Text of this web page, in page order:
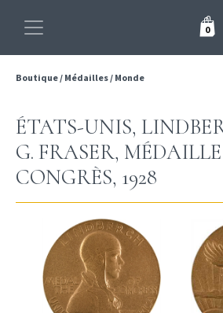
0
Boutique/ Médailles/ Monde
ÉTATS-UNIS,
G. FRASER,
CONGRÈS, 1928